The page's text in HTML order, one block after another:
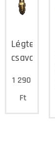
Légtelenítő
csavar
1 290
Ft